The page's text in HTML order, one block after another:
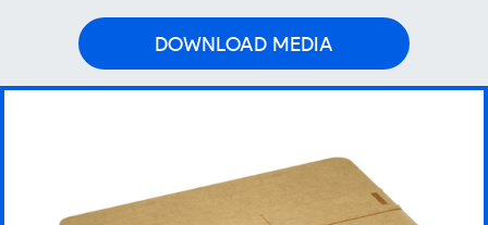
DOWNLOAD MEDIA